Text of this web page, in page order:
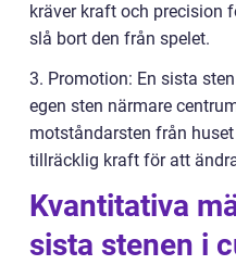
kräver kraft och precision
slå bort den från spelet.
3. Promotion: En sista
egen sten närmare
motståndarsten från
tillräcklig kraft för att
Kvantitativa
sista stenen i